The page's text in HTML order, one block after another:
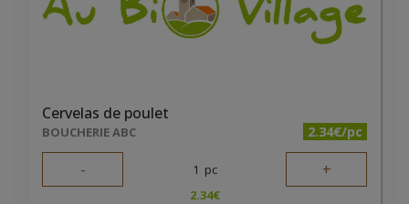
Cervelas de poulet
BOUCHERIE ABC 2.34€/pc
- 1 pc +
2.34€